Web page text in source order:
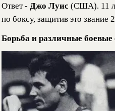
Ответ - Джо Луис (США). 11
по боксу, защитив это звание
Борьба и различные боевые